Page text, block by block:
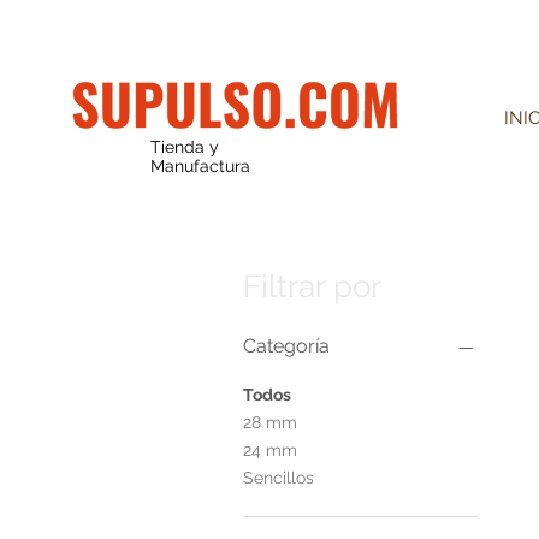
Tienda y
Manufactura
Categoría
Todos
28 mm
24 mm
Sencillos